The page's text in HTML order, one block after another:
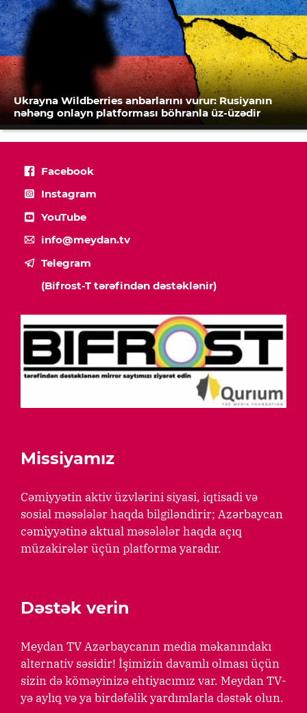
Ukrayna Wildberries anbarlarını vurur: Rusiyanın
nəhəng onlayn platforması böhranla üz-üzədir
Facebook
Instagram
YouTube
info@meydan.tv
Telegram
(Bifrost-T tərəfindən dəstəklənir)
Missiyamız
Cəmiyyətin aktiv üzvlərini siyasi, iqtisadi və
sosial məsələlər haqda bilgiləndirir; Azərbaycan
cəmiyyətinə aktual məsələlər haqda açıq
müzakirələr üçün platforma yaradır.
Dəstək verin
Meydan TV Azərbaycanın media məkanındakı
alternativ səsidir! İşimizin davamlı olması üçün
sizin də köməyinizə ehtiyacımız var. Meydan TV-
yə aylıq və ya birdəfəlik yardımlarla dəstək olun.